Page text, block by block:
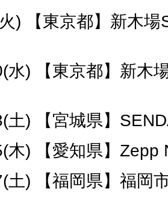
火) 【東京都】新木場
水)
【東京都】新木
土) 【宮城県】
木) 【愛知県】 Zepp
土)
【福岡県】福岡